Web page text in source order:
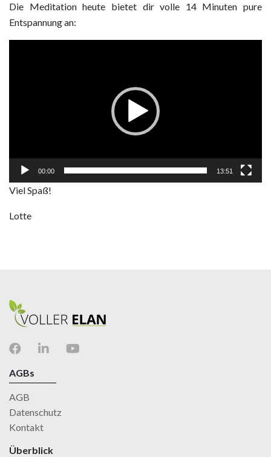
Die Meditation heute bietet dir volle 14 Minuten pure
Entspannung an:
00:00 13:51
Viel Spaß!
Lotte
AGBs
AGB
Datenschutz
Kontakt
Überblick